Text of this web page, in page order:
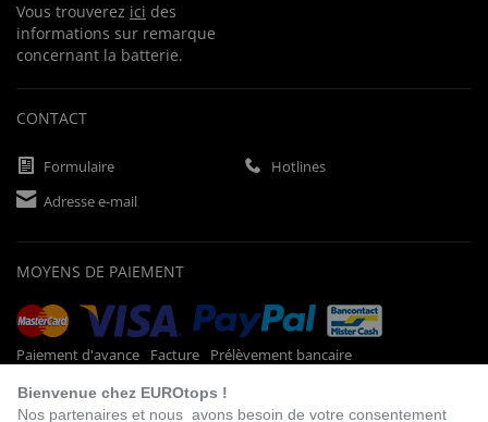
Vous trouverez ici des
informations sur remarque
concernant la batterie.
CONTACT
Formulaire
Hotlines
Adresse e-mail
MOYENS DE PAIEMENT
Paiement d'avance Facture Prélèvement bancaire
Bienvenue chez EUROtops !
Nos partenaires et nous avons besoin de votre consentement